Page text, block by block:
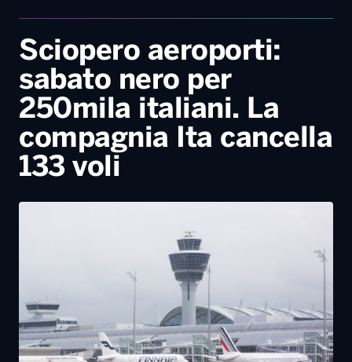
Sciopero aeroporti:
sabato nero per
250mila italiani. La
compagnia Ita cancella
133 voli